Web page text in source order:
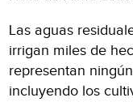
Las aguas
irrigan miles de
representan
incluyendo los